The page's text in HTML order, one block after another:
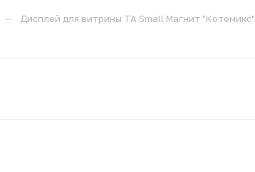
— Дисплей для витрины ТА Small Магнит "Котомикс"